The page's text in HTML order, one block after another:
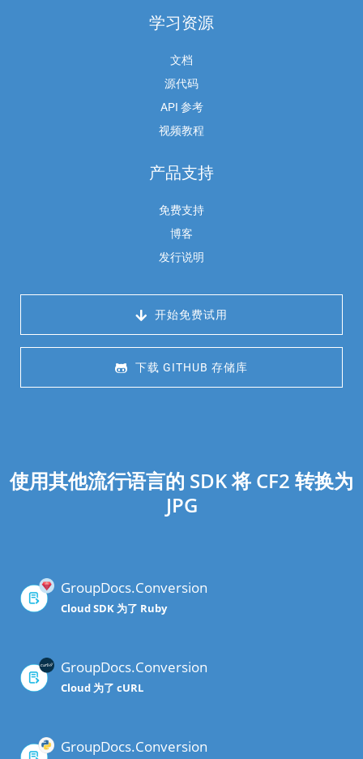
学习资源
文档
源代码
API 参考
视频教程
产品支持
免费支持
博客
发行说明
开始免费试用
下载 GITHUB 存储库
使用其他流行语言的 SDK 将 CF2 转换为
JPG
GroupDocs.Conversion
Cloud SDK 为了 Ruby
GroupDocs.Conversion
Cloud 为了 cURL
GroupDocs.Conversion